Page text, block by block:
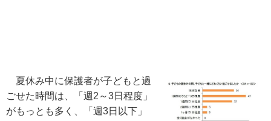
夏休み中に保護者が子どもと過
ごせた時間は、「週2～3日程度」
がもっとも多く、「週3日以下」